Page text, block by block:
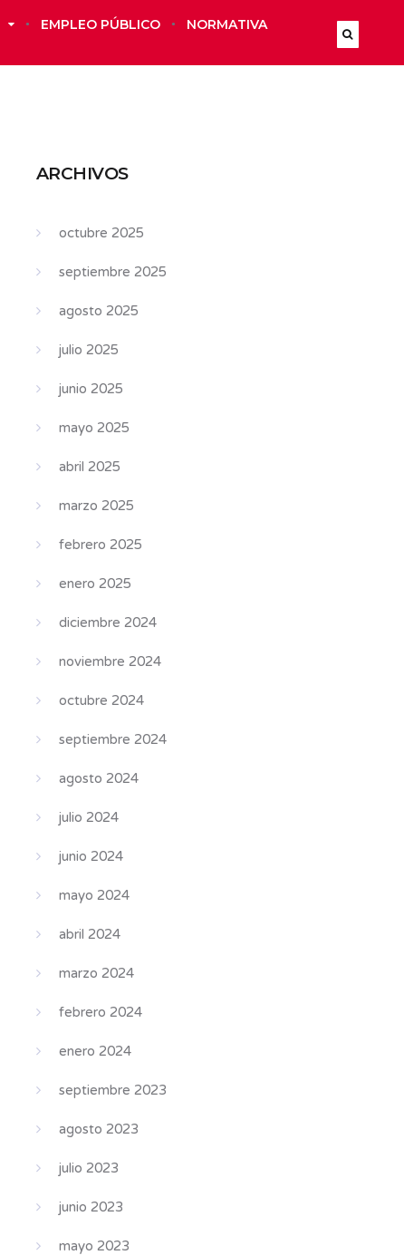
EMPLEO PÚBLICO
NORMATIVA
ARCHIVOS
octubre 2025
septiembre 2025
agosto 2025
julio 2025
junio 2025
mayo 2025
abril 2025
marzo 2025
febrero 2025
enero 2025
diciembre 2024
noviembre 2024
octubre 2024
septiembre 2024
agosto 2024
julio 2024
junio 2024
mayo 2024
abril 2024
marzo 2024
febrero 2024
enero 2024
septiembre 2023
agosto 2023
julio 2023
junio 2023
mayo 2023